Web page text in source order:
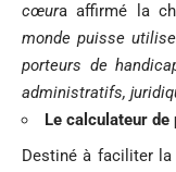
cœura affirmé la
monde puisse
porteurs de
administratifs,
Le calculateur de
Destiné à faciliter